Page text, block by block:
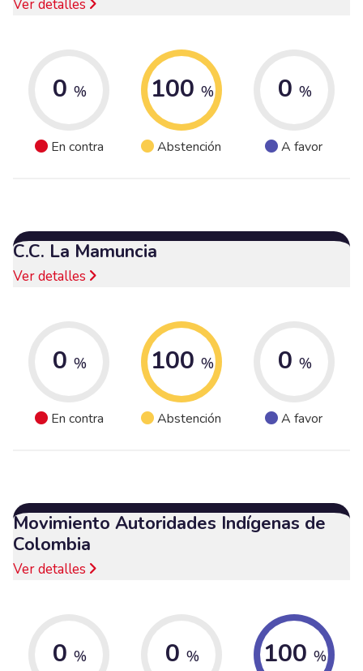
Ver detalles
0 %
En contra
100 %
Abstención
0 %
A favor
C.C. La Mamuncia
Ver detalles
0 %
En contra
100 %
Abstención
0 %
A favor
Movimiento Autoridades Indígenas de
Colombia
Ver detalles
0 % 0 % 100 %